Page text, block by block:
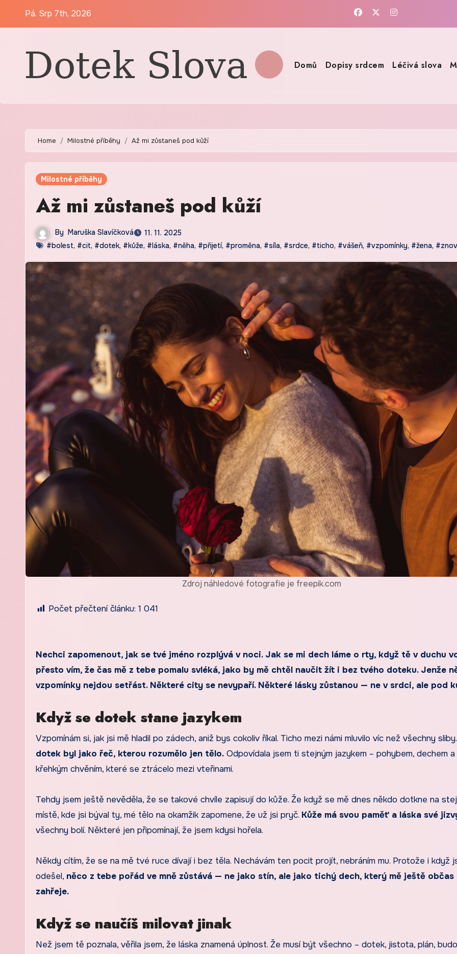
Pá. Srp 7th, 2026
Domů Dopisy srdcem Léčivá slova
Home Milostné příběhy Až mi zůstaneš pod kůží
Milostné příběhy
Až mi zůstaneš pod kůží
By Maruška Slavíčková
11. 11. 2025
#bolest, #cit, #dotek, #kůže, #láska, #něha, #přijetí, #proměna, #síla, #srdce, #ticho, #vášeň, #vzpomínky, #žena,
Zdroj náhledové fotografie je freepik.com
Počet přečtení článku: 1 041
Nechci zapomenout, jak se tvé jméno rozplývá v noci. Jak se mi dech láme o rty, když tě v duchu
přesto vím, že čas mě z tebe pomalu svléká, jako by mě chtěl naučit žít i bez tvého doteku. Jenže
vzpomínky nejdou setřást. Některé city se nevypaří. Některé lásky zůstanou — ne v srdci, ale pod
Když se dotek stane jazykem
Vzpomínám si, jak jsi mě hladil po zádech, aniž bys cokoliv říkal. Ticho mezi námi mluvilo víc než všechny
dotek byl jako řeč, kterou rozumělo jen tělo. Odpovídala jsem ti stejným jazykem – pohybem, dechem a
křehkým chvěním, které se ztrácelo mezi vteřinami.
Tehdy jsem ještě nevěděla, že se takové chvíle zapisují do kůže. Že když se mě dnes někdo dotkne na
místě, kde jsi býval ty, mé tělo na okamžik zapomene, že už jsi pryč. Kůže má svou paměť a láska své
všechny bolí. Některé jen připomínají, že jsem kdysi hořela.
Někdy cítím, že se na mě tvé ruce dívají i bez těla. Nechávám ten pocit projít, nebráním mu. Protože i když
odešel, něco z tebe pořád ve mně zůstává — ne jako stín, ale jako tichý dech, který mě ještě občas
zahřeje.
Když se naučíš milovat jinak
Než jsem tě poznala, věřila jsem, že láska znamená úplnost. Že musí být všechno – dotek, jistota, plán,